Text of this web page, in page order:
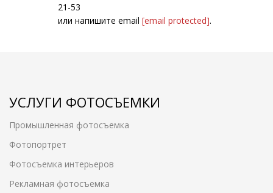
21-53
или напишите email [email protected].
УСЛУГИ ФОТОСЪЕМКИ
Промышленная фотосъемка
Фотопортрет
Фотосъемка интерьеров
Рекламная фотосъемка